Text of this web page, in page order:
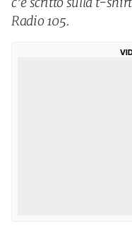
Radio 105.